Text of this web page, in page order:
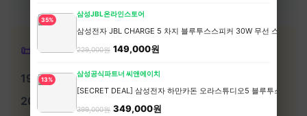
📜 알뜰여행의 역사
1990년대
- 패키지 vs 자유여행
2000년대
- 인터넷 직접 예약 시작
35%
삼성JBL온라인스토어
삼성전자 JBL CHARGE 5 차지 블루투스스피커 30W 무선 스피커
229,000원 149,000원
13%
삼성공식파트너 씨앤에이치
[SECRET DEAL] 삼성전자 하만카돈 오라스튜디오5 블루투스스피
399,000원 349,000원